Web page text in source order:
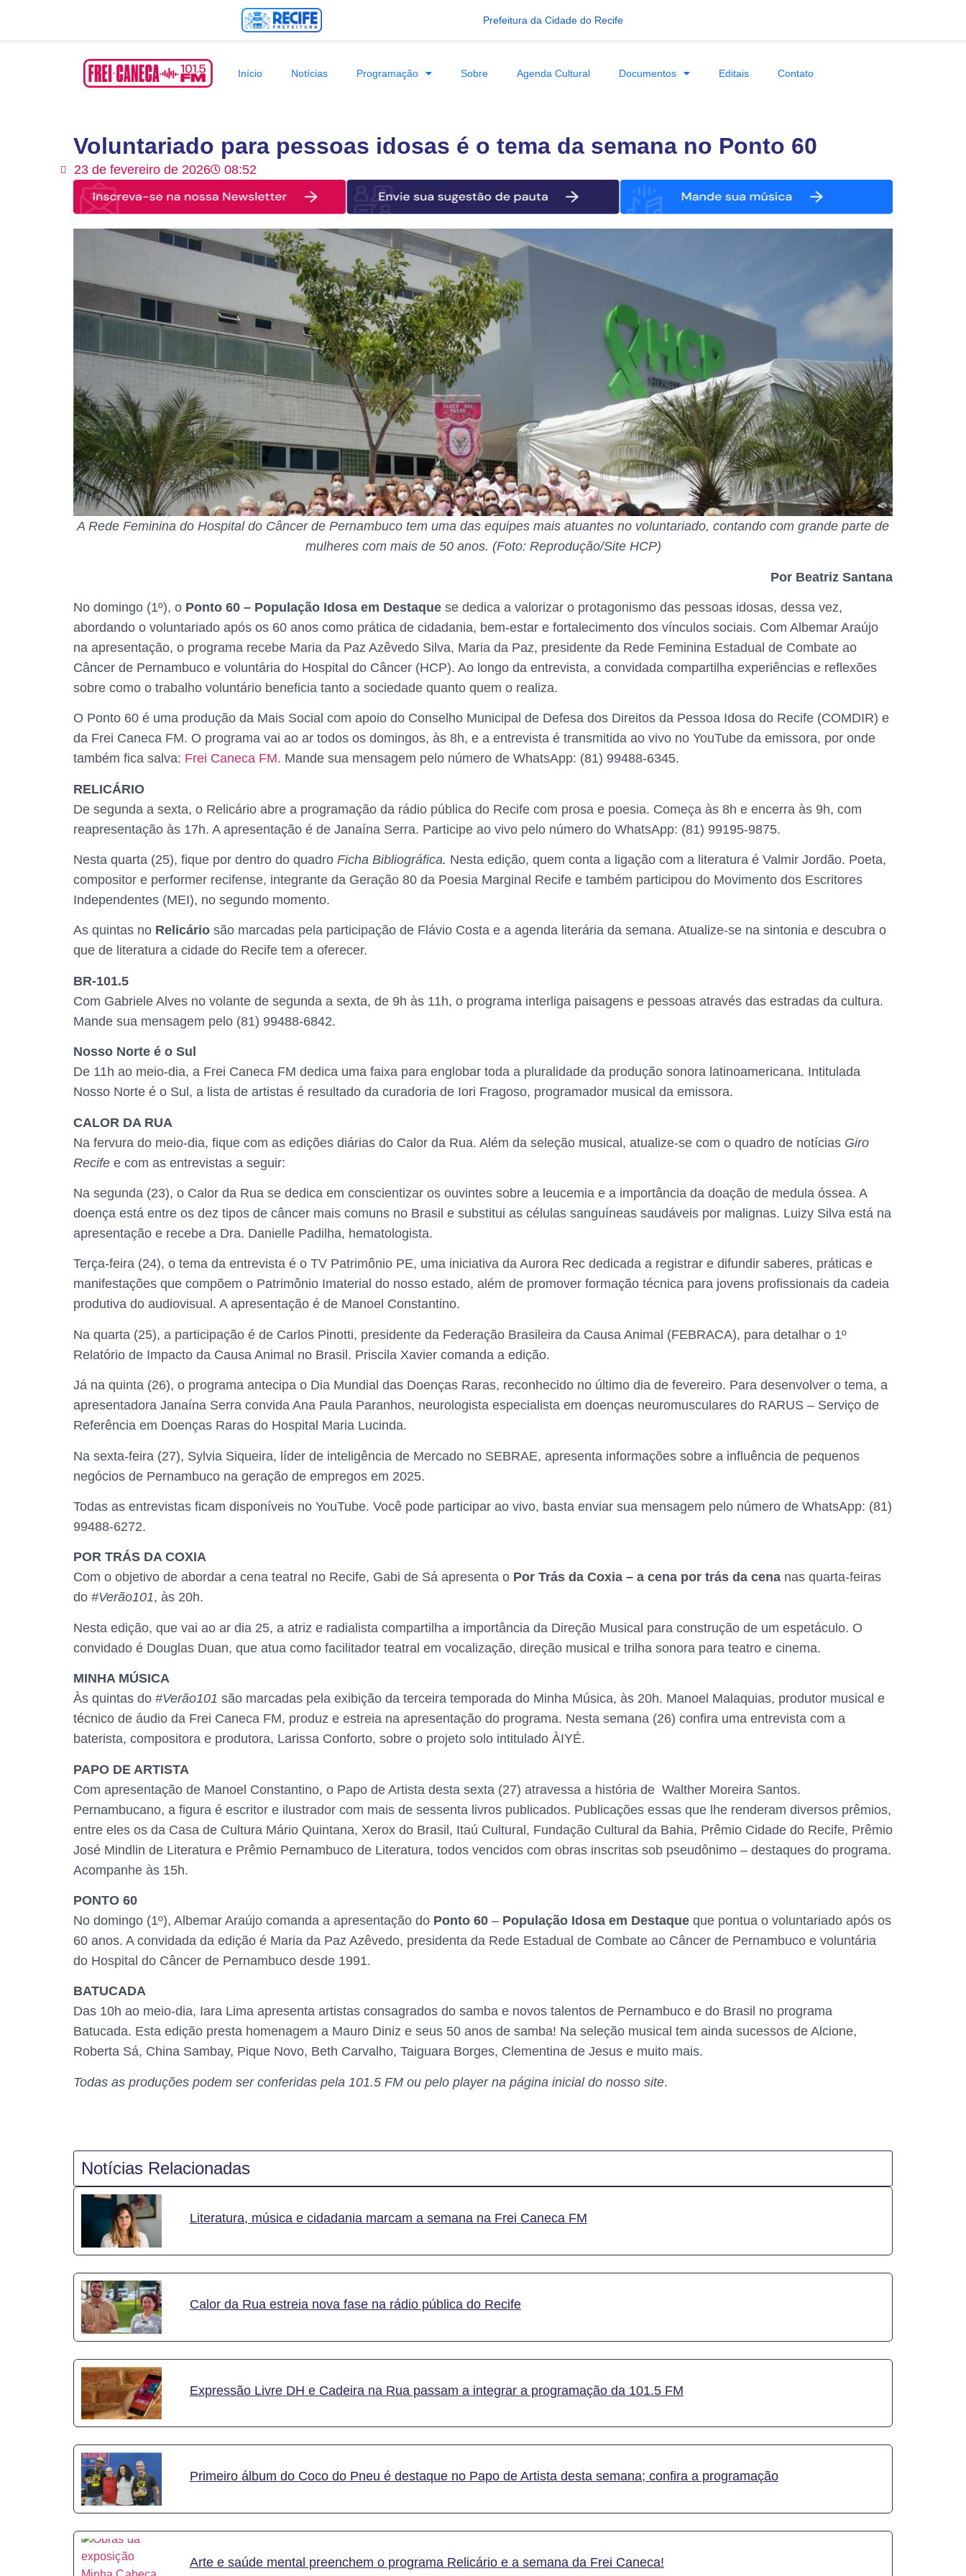
Prefeitura da Cidade do Recife
Início Notícias Programação Sobre Agenda Cultural Documentos Editais Contato
Voluntariado para pessoas idosas é o tema da semana no Ponto 60
23 de fevereiro de 2026 08:52
A Rede Feminina do Hospital do Câncer de Pernambuco tem uma das equipes mais atuantes no voluntariado, contando com grande parte de
mulheres com mais de 50 anos. (Foto: Reprodução/Site HCP)
Por Beatriz Santana
No domingo (1º), o Ponto 60 – População Idosa em Destaque se dedica a valorizar o protagonismo das pessoas idosas, dessa vez,
abordando o voluntariado após os 60 anos como prática de cidadania, bem-estar e fortalecimento dos vínculos sociais. Com Albemar Araújo
na apresentação, o programa recebe Maria da Paz Azêvedo Silva, Maria da Paz, presidente da Rede Feminina Estadual de Combate ao
Câncer de Pernambuco e voluntária do Hospital do Câncer (HCP). Ao longo da entrevista, a convidada compartilha experiências e reflexões
sobre como o trabalho voluntário beneficia tanto a sociedade quanto quem o realiza.
O Ponto 60 é uma produção da Mais Social com apoio do Conselho Municipal de Defesa dos Direitos da Pessoa Idosa do Recife (COMDIR) e
da Frei Caneca FM. O programa vai ao ar todos os domingos, às 8h, e a entrevista é transmitida ao vivo no YouTube da emissora, por onde
também fica salva: Frei Caneca FM. Mande sua mensagem pelo número de WhatsApp: (81) 99488-6345.
RELICÁRIO
De segunda a sexta, o Relicário abre a programação da rádio pública do Recife com prosa e poesia. Começa às 8h e encerra às 9h, com
reapresentação às 17h. A apresentação é de Janaína Serra. Participe ao vivo pelo número do WhatsApp: (81) 99195-9875.
Nesta quarta (25), fique por dentro do quadro Ficha Bibliográfica. Nesta edição, quem conta a ligação com a literatura é Valmir Jordão. Poeta,
compositor e performer recifense, integrante da Geração 80 da Poesia Marginal Recife e também participou do Movimento dos Escritores
Independentes (MEI), no segundo momento.
As quintas no Relicário são marcadas pela participação de Flávio Costa e a agenda literária da semana. Atualize-se na sintonia e descubra o
que de literatura a cidade do Recife tem a oferecer.
BR-101.5
Com Gabriele Alves no volante de segunda a sexta, de 9h às 11h, o programa interliga paisagens e pessoas através das estradas da cultura.
Mande sua mensagem pelo (81) 99488-6842.
Nosso Norte é o Sul
De 11h ao meio-dia, a Frei Caneca FM dedica uma faixa para englobar toda a pluralidade da produção sonora latinoamericana. Intitulada
Nosso Norte é o Sul, a lista de artistas é resultado da curadoria de Iori Fragoso, programador musical da emissora.
CALOR DA RUA
Na fervura do meio-dia, fique com as edições diárias do Calor da Rua. Além da seleção musical, atualize-se com o quadro de notícias Giro
Recife e com as entrevistas a seguir:
Na segunda (23), o Calor da Rua se dedica em conscientizar os ouvintes sobre a leucemia e a importância da doação de medula óssea. A
doença está entre os dez tipos de câncer mais comuns no Brasil e substitui as células sanguíneas saudáveis por malignas. Luizy Silva está na
apresentação e recebe a Dra. Danielle Padilha, hematologista.
Terça-feira (24), o tema da entrevista é o TV Patrimônio PE, uma iniciativa da Aurora Rec dedicada a registrar e difundir saberes, práticas e
manifestações que compõem o Patrimônio Imaterial do nosso estado, além de promover formação técnica para jovens profissionais da cadeia
produtiva do audiovisual. A apresentação é de Manoel Constantino.
Na quarta (25), a participação é de Carlos Pinotti, presidente da Federação Brasileira da Causa Animal (FEBRACA), para detalhar o 1º
Relatório de Impacto da Causa Animal no Brasil. Priscila Xavier comanda a edição.
Já na quinta (26), o programa antecipa o Dia Mundial das Doenças Raras, reconhecido no último dia de fevereiro. Para desenvolver o tema, a
apresentadora Janaína Serra convida Ana Paula Paranhos, neurologista especialista em doenças neuromusculares do RARUS – Serviço de
Referência em Doenças Raras do Hospital Maria Lucinda.
Na sexta-feira (27), Sylvia Siqueira, líder de inteligência de Mercado no SEBRAE, apresenta informações sobre a influência de pequenos
negócios de Pernambuco na geração de empregos em 2025.
Todas as entrevistas ficam disponíveis no YouTube. Você pode participar ao vivo, basta enviar sua mensagem pelo número de WhatsApp: (81)
99488-6272.
POR TRÁS DA COXIA
Com o objetivo de abordar a cena teatral no Recife, Gabi de Sá apresenta o Por Trás da Coxia – a cena por trás da cena nas quarta-feiras
do #Verão101, às 20h.
Nesta edição, que vai ao ar dia 25, a atriz e radialista compartilha a importância da Direção Musical para construção de um espetáculo. O
convidado é Douglas Duan, que atua como facilitador teatral em vocalização, direção musical e trilha sonora para teatro e cinema.
MINHA MÚSICA
Às quintas do #Verão101 são marcadas pela exibição da terceira temporada do Minha Música, às 20h. Manoel Malaquias, produtor musical e
técnico de áudio da Frei Caneca FM, produz e estreia na apresentação do programa. Nesta semana (26) confira uma entrevista com a
baterista, compositora e produtora, Larissa Conforto, sobre o projeto solo intitulado ÀIYÉ.
PAPO DE ARTISTA
Com apresentação de Manoel Constantino, o Papo de Artista desta sexta (27) atravessa a história de Walther Moreira Santos.
Pernambucano, a figura é escritor e ilustrador com mais de sessenta livros publicados. Publicações essas que lhe renderam diversos prêmios,
entre eles os da Casa de Cultura Mário Quintana, Xerox do Brasil, Itaú Cultural, Fundação Cultural da Bahia, Prêmio Cidade do Recife, Prêmio
José Mindlin de Literatura e Prêmio Pernambuco de Literatura, todos vencidos com obras inscritas sob pseudônimo – destaques do programa.
Acompanhe às 15h.
PONTO 60
No domingo (1º), Albemar Araújo comanda a apresentação do Ponto 60 – População Idosa em Destaque que pontua o voluntariado após os
60 anos. A convidada da edição é Maria da Paz Azêvedo, presidenta da Rede Estadual de Combate ao Câncer de Pernambuco e voluntária
do Hospital do Câncer de Pernambuco desde 1991.
BATUCADA
Das 10h ao meio-dia, Iara Lima apresenta artistas consagrados do samba e novos talentos de Pernambuco e do Brasil no programa
Batucada. Esta edição presta homenagem a Mauro Diniz e seus 50 anos de samba! Na seleção musical tem ainda sucessos de Alcione,
Roberta Sá, China Sambay, Pique Novo, Beth Carvalho, Taiguara Borges, Clementina de Jesus e muito mais.
Todas as produções podem ser conferidas pela 101.5 FM ou pelo player na página inicial do nosso site.
Notícias Relacionadas
Literatura, música e cidadania marcam a semana na Frei Caneca FM
Calor da Rua estreia nova fase na rádio pública do Recife
Expressão Livre DH e Cadeira na Rua passam a integrar a programação da 101.5 FM
Primeiro álbum do Coco do Pneu é destaque no Papo de Artista desta semana; confira a programação
Arte e saúde mental preenchem o programa Relicário e a semana da Frei Caneca!